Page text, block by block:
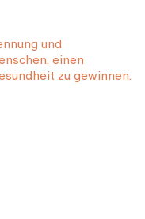
und
einen
zu gewinnen.